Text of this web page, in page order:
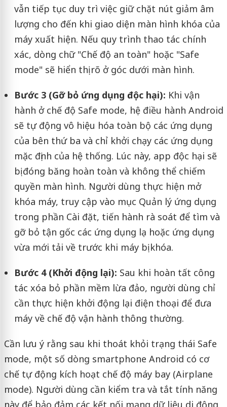
vẫn tiếp tục duy trì việc giữ chặt nút giảm âm
lượng cho đến khi giao diện màn hình khóa của
máy xuất hiện. Nếu quy trình thao tác chính
xác, dòng chữ "Chế độ an toàn" hoặc "Safe
mode" sẽ hiển thị rõ ở góc dưới màn hình.
Bước 3 (Gỡ bỏ ứng dụng độc hại): Khi vận
hành ở chế độ Safe mode, hệ điều hành Android
sẽ tự động vô hiệu hóa toàn bộ các ứng dụng
của bên thứ ba và chỉ khởi chạy các ứng dụng
mặc định của hệ thống. Lúc này, app độc hại sẽ
bị đóng băng hoàn toàn và không thể chiếm
quyền màn hình. Người dùng thực hiện mở
khóa máy, truy cập vào mục Quản lý ứng dụng
trong phần Cài đặt, tiến hành rà soát để tìm và
gỡ bỏ tận gốc các ứng dụng lạ hoặc ứng dụng
vừa mới tải về trước khi máy bị khóa.
Bước 4 (Khởi động lại): Sau khi hoàn tất công
tác xóa bỏ phần mềm lừa đảo, người dùng chỉ
cần thực hiện khởi động lại điện thoại để đưa
máy về chế độ vận hành thông thường.
Cần lưu ý rằng sau khi thoát khỏi trạng thái Safe
mode, một số dòng smartphone Android có cơ
chế tự động kích hoạt chế độ máy bay (Airplane
mode). Người dùng cần kiểm tra và tắt tính năng